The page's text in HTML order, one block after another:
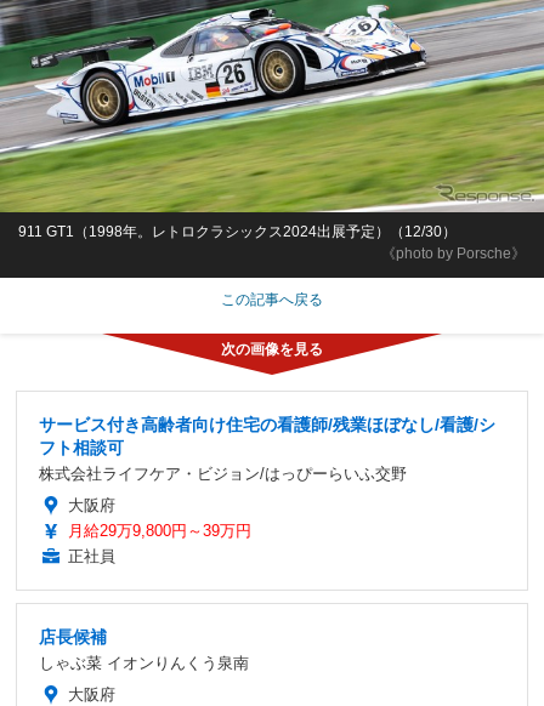
《photo by Porsche》
911 GT1（1998年。レトロクラシックス2024出展予定）（12/30）
この記事へ戻る
サービス付き高齢者向け住宅の看護師/残業ほぼなし/看護/シ
フト相談可
株式会社ライフケア・ビジョン/はっぴーらいふ交野
大阪府
月給29万9,800円～39万円
正社員
店長候補
しゃぶ菜 イオンりんくう泉南
大阪府